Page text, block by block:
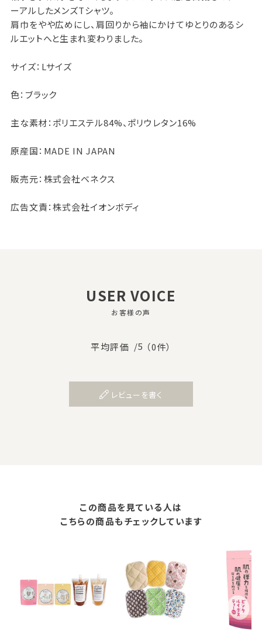
ーアルしたメンズTシャツ。
肩巾をやや広めにし、肩回りから袖にかけてゆとりのあるシ
ルエットへと生まれ変わりました。
サイズ：Lサイズ
色：ブラック
主な素材：ポリエステル84%、ポリウレタン16%
原産国：MADE IN JAPAN
販売元：株式会社ベネクス
広告文責：株式会社イオンボディ
USER VOICE
お客様の声
平均評価 /5 （0件）
レビューを書く
この商品を見ている人は
こちらの商品もチェックしています